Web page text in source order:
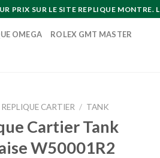
PRIX SUR LE SITE REPLIQUE
OMEGA ROLEX GMT MASTER
REPLIQUE CARTIER / TANK
Cartier Tank
W50001R2